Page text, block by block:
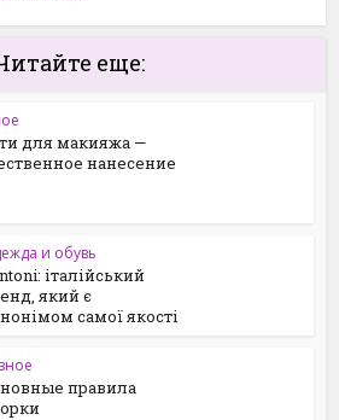
еще:
для макияжа —
нанесение
и обувь
італійський
який є
самої якості
правила